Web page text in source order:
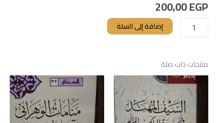
200,00EGP
إضافة إلى السلة
منتجات ذات صلة